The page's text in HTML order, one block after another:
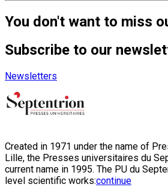
You don't want to miss
Subscribe to our
Newsletters
Created in 1971 under the name of
Lille, the Presses universitaires du
current name in 1995. The PU du
level scientific works:continue